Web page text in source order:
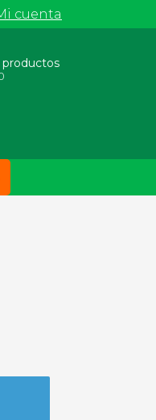
cuenta
productos